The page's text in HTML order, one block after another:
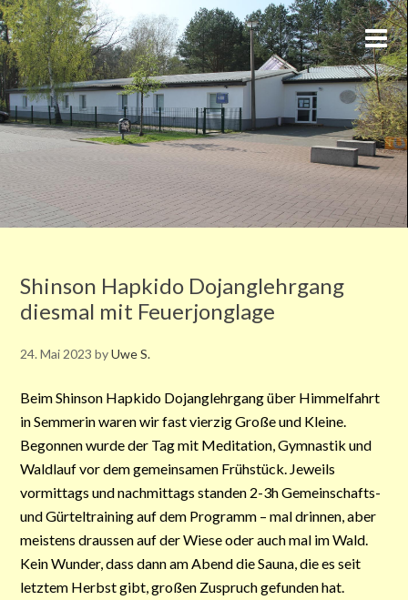
Shinson Hapkido Dojanglehrgang
diesmal mit Feuerjonglage
24. Mai 2023 byUwe S.
Beim Shinson Hapkido Dojanglehrgangüber Himmelfahrt
in Semmerin waren wir fast vierzig Große und Kleine.
Begonnen wurde der Tag mit Meditation, Gymnastik und
Waldlauf vor dem gemeinsamen Frühstück. Jeweils
vormittags und nachmittags standen 2-3h Gemeinschafts-
und Gürteltraining auf dem Programm – mal drinnen, aber
meistens draussen auf der Wiese oder auch mal im Wald.
Kein Wunder, dass dann am Abend die Sauna, die es seit
letztem Herbst gibt, großen Zuspruch gefunden hat.